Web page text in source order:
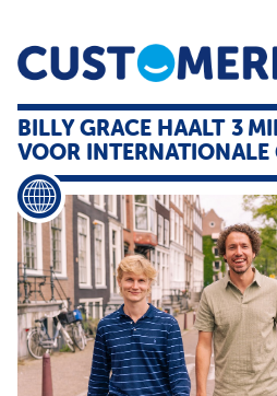
Home Opinie
Service
Buyers'Guide
BILLY GRACE HAALT 3
VOOR INTERNATIONALE